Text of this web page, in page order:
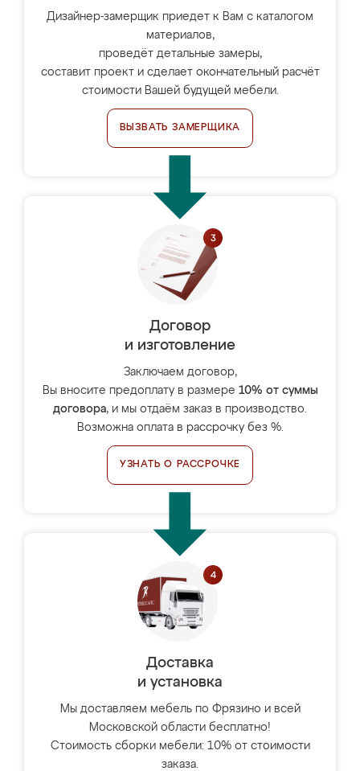
Дизайнер-замерщик приедет к Вам с каталогом
материалов,
проведёт детальные замеры,
составит проект и сделает окончательный расчёт
стоимости Вашей будущей мебели.
ВЫЗВАТЬ ЗАМЕРЩИКА
Договор
и изготовление
Заключаем договор,
Вы вносите предоплату в размере 10% от суммы
договора, и мы отдаём заказ в производство.
Возможна оплата в рассрочку без %.
УЗНАТЬ О РАССРОЧКЕ
Доставка
и установка
Мы доставляем мебель по Фрязино и всей
Московской области бесплатно!
Стоимость сборки мебели: 10% от стоимости
заказа.